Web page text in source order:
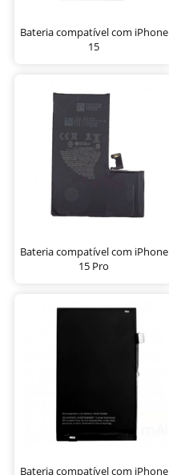
Bateria compatível com iPhone
15
Bateria compatível com iPhone
15 Pro
Bateria compatível com iPhone